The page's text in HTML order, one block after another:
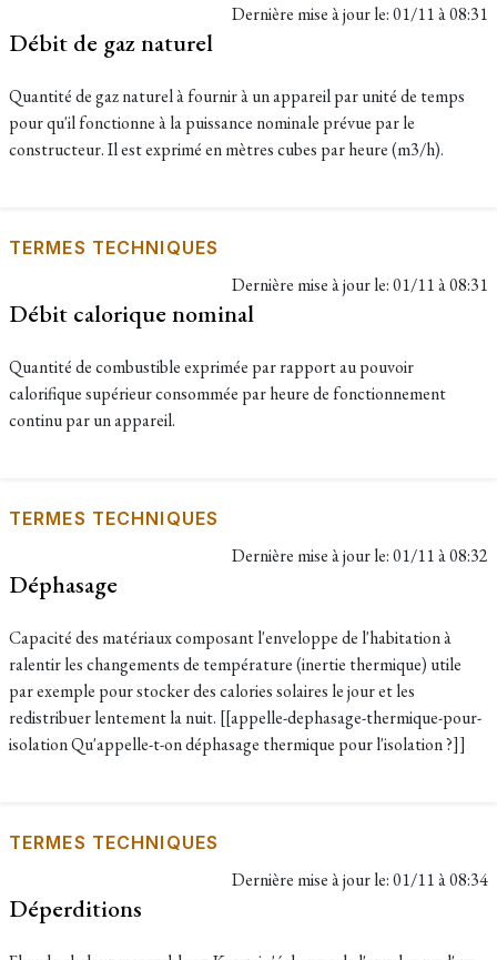
Dernière mise à jour le:01/11 à 08:31
Débit de gaz naturel
Quantité de gaz naturel à fournir à un appareil par unité de temps
pour qu'il fonctionne à la puissance nominale prévue par le
constructeur. Il est exprimé en mètres cubes par heure (m3/h).
TERMES TECHNIQUES
Dernière mise à jour le:01/11 à 08:31
Débit calorique nominal
Quantité de combustible exprimée par rapport au pouvoir
calorifique supérieur consommée par heure de fonctionnement
continu par un appareil.
TERMES TECHNIQUES
Dernière mise à jour le:01/11 à 08:32
Déphasage
Capacité des matériaux composant l'enveloppe de l'habitation à
ralentir les changements de température (inertie thermique) utile
par exemple pour stocker des calories solaires le jour et les
redistribuer lentement la nuit. [[appelle-dephasage-thermique-pour-
isolation Qu'appelle-t-on déphasage thermique pour l'isolation ?]]
TERMES TECHNIQUES
Dernière mise à jour le:01/11 à 08:34
Déperditions